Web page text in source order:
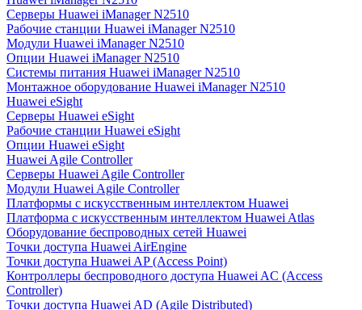
Серверы Huawei iManager N2510
Рабочие станции Huawei iManager N2510
Модули Huawei iManager N2510
Опции Huawei iManager N2510
Системы питания Huawei iManager N2510
Монтажное оборудование Huawei iManager N2510
Huawei eSight
Серверы Huawei eSight
Рабочие станции Huawei eSight
Опции Huawei eSight
Huawei Agile Controller
Серверы Huawei Agile Controller
Модули Huawei Agile Controller
Платформы с искусственным интеллектом Huawei
Платформа с искусственным интеллектом Huawei Atlas
Оборудование беспроводных сетей Huawei
Точки доступа Huawei AirEngine
Точки доступа Huawei AP (Access Point)
Контроллеры беспроводного доступа Huawei AC (Access
Controller)
Точки доступа Huawei AD (Agile Distributed)